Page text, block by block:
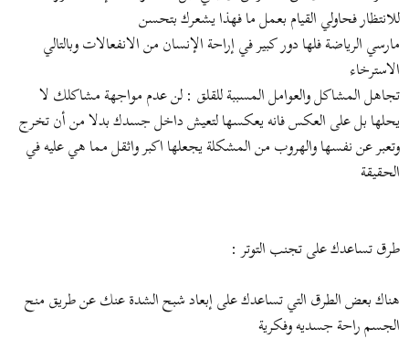
للانتظار فحاولي القيام بعمل ما فهذا يشعرك بتحسن
مارسي الرياضة فلها دور كبير في إراحة الإنسان من الانفعالات وبالتالي
الاسترخاء
تجاهل المشاكل والعوامل المسببة للقلق : لن عدم مواجهة مشاكلك لا
يحلها بل على العكس فانه يعكسها لتعيش داخل جسدك بدلا من أن تخرج
وتعبر عن نفسها والهروب من المشكلة يجعلها اكبر واثقل مما هي عليه في
الحقيقة
طرق تساعدك على تجنب التوتر :
هناك بعض الطرق التي تساعدك على إبعاد شبح الشدة عنك عن طريق منح
الجسم راحة جسديه وفكرية